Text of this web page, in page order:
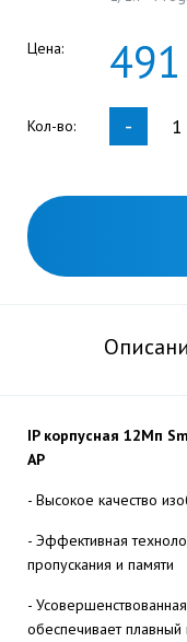
Цена: 491
Кол-во: -
IP корпусная 12Мп
AP
- Высокое качество
- Эффективная
пропускания и памяти
-
обеспечивает